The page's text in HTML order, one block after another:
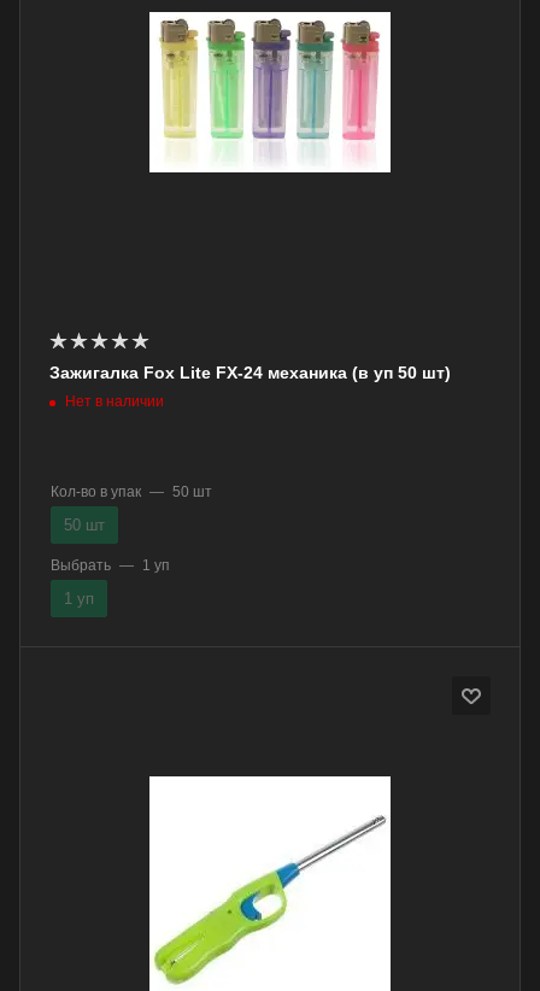
Зажигалка Fox Lite FX-24 механика (в уп 50 шт)
Нет в наличии
Кол-во в упак — 50 шт
50 шт
Выбрать — 1 уп
1 уп